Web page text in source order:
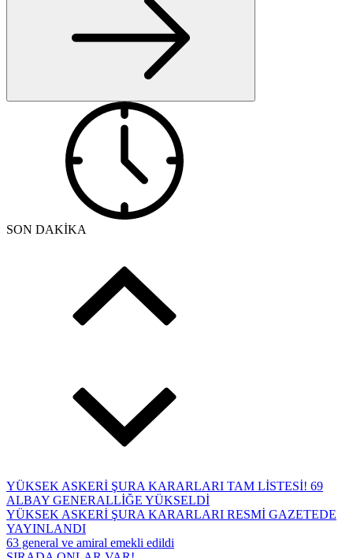
SON DAKİKA
YÜKSEK ASKERİ ŞURA KARARLARI TAM LİSTESİ! 69
ALBAY GENERALLİĞE YÜKSELDİ
YÜKSEK ASKERİ ŞURA KARARLARI RESMİ GAZETEDE
YAYINLANDI
63 general ve amiral emekli edildi